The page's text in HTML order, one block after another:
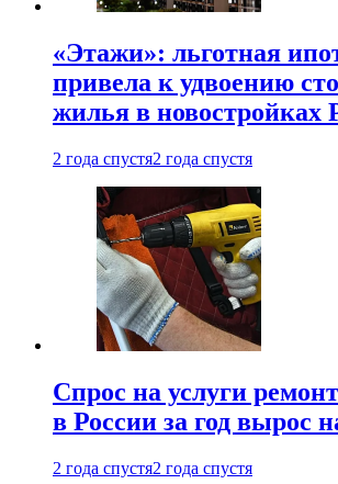
«Этажи»: льготная
привела к удвоению
жилья в новостройках
2 года спустя2 года спустя
Спрос на услуги
в России за год вырос
2 года спустя2 года спустя